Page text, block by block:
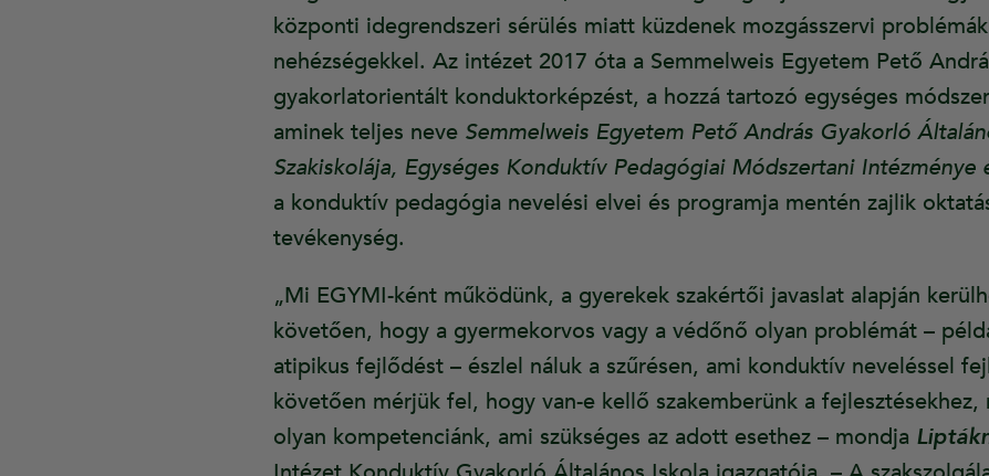
központi idegrendszeri sérülés miatt küzdenek mozgásszervi
nehézségekkel. Az intézet 2017 óta a Semmelweis Egyetem Pető
gyakorlatorientált konduktorképzést, a hozzá tartozó egységes
aminek teljes neve Semmelweis Egyetem Pető András Gyakorló
Szakiskolája, Egységes Konduktív Pedagógiai Módszertani Intézménye
a konduktív pedagógia nevelési elvei és programja mentén zajlik
tevékenység.
„Mi EGYMI-ként működünk, a gyerekek szakértői javaslat alapján
követően, hogy a gyermekorvos vagy a védőnő olyan problémát –
atipikus fejlődést – észlel náluk a szűrésen, ami konduktív neveléssel
követően mérjük fel, hogy van-e kellő szakemberünk a fejlesztésekhez,
olyan kompetenciánk, ami szükséges az adott esethez – mondja